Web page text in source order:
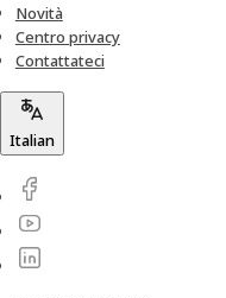
Novità
Centro privacy
Contattateci
Italian